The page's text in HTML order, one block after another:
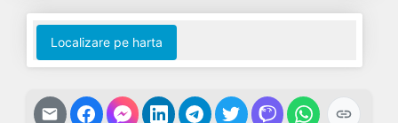
Localizare pe harta